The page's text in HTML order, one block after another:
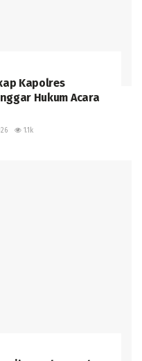
Kapolres
Hukum Acara
1.1k